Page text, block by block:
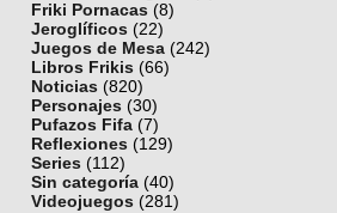
Friki Pornacas (8)
Jeroglíficos (22)
Juegos de Mesa (242)
Libros Frikis (66)
Noticias (820)
Personajes (30)
Pufazos Fifa (7)
Reflexiones (129)
Series (112)
Sin categoría (40)
Videojuegos (281)